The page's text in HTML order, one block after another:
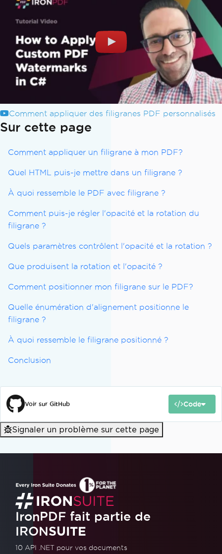
Comment appliquer des filigranes PDF personnalisés
Sur cette page
Comment appliquer un filigrane à mon PDF?
Quel HTML puis-je mettre dans un filigrane ?
À quoi ressemble le PDF avec filigrane ?
Comment puis-je régler l'opacité et la rotation du
filigrane ?
Quels paramètres contrôlent l'opacité et la rotation ?
Que produisent la rotation et l'opacité ?
Comment positionner mon filigrane sur le PDF?
Quelle énumération d'alignement positionne le
filigrane ?
À quoi ressemble le filigrane positionné ?
Conclusion
Voir sur GitHub Code
Signaler un problème sur cette page
IronPDF fait partie de
IRONSUITE
10 API .NET pour vos documents